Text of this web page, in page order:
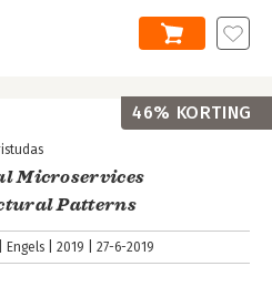
Microservices
Patterns
Engels 2019 27-6-2019
46% KORTING